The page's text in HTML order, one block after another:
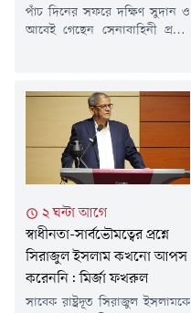
পাঁচ দিনের সফরে দক্ষিণ সুদান ও
আবেই গেছেন সেনাবাহিনী প্রধান
আন্তঃবাহিনী জনসংযোগ
পরিদপ্তরের (আইএসপিআর)
পাঠানো এক সংবাদ বিজ্ঞপ্তিতে এ
তথ্য জানানো হয়।আইএসপিআর
জানায়, সফরকালে সেনাবাহিনী
জাতিসংঘ শান্তিরক্ষা মিশনে
মোতায়েনরত বাংলাদেশি
কন্টিনজেন্ট পরিদর্শন করবেন।
এছাড়াও উভয় স্থানের...
২ ঘন্টা আগে
স্বাধীনতা-সার্বভৌমত্বের প্রশ্নে
সিরাজুল ইসলাম কখনো আপস
করেননি: মির্জা ফখরুল
সাবেক রাষ্ট্রদূত সিরাজুল ইসলামকে